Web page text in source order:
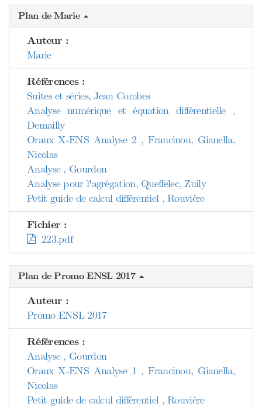
Plan de Marie
Auteur :
Marie
Références :
Suites et séries, Jean Combes
Analyse numérique et équation différentielle ,
Demailly
Oraux X-ENS Analyse 2 , Francinou, Gianella,
Nicolas
Analyse , Gourdon
Analyse pour l'agrégation, Queffelec, Zuily
Petit guide de calcul différentiel , Rouvière
Fichier :
223.pdf
Plan de Promo ENSL 2017
Auteur :
Promo ENSL 2017
Références :
Analyse , Gourdon
Oraux X-ENS Analyse 1 , Francinou, Gianella,
Nicolas
Petit guide de calcul différentiel , Rouvière